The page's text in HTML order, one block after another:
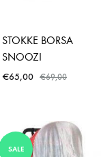
STOKKE BORSA
SNOOZI
€65,00 €69,00
SALE